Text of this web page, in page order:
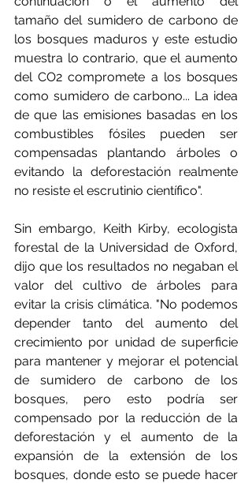
tamaño del sumidero de carbono de
los bosques maduros y este estudio
muestra lo contrario, que el aumento
del CO2 compromete a los bosques
como sumidero de carbono... La idea
de que las emisiones basadas en los
combustibles fósiles pueden ser
compensadas plantando árboles o
evitando la deforestación realmente
no resiste el escrutinio científico".
Sin embargo, Keith Kirby, ecologista
forestal de la Universidad de Oxford,
dijo que los resultados no negaban el
valor del cultivo de árboles para
evitar la crisis climática. "No podemos
depender tanto del aumento del
crecimiento por unidad de superficie
para mantener y mejorar el potencial
de sumidero de carbono de los
bosques, pero esto podría ser
compensado por la reducción de la
deforestación y el aumento de la
expansión de la extensión de los
bosques, donde esto se puede hacer